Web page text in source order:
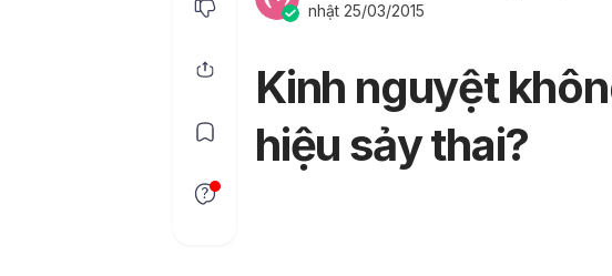
nhật 25/03/2015
Kinh nguyệt
hiệu sảy thai?